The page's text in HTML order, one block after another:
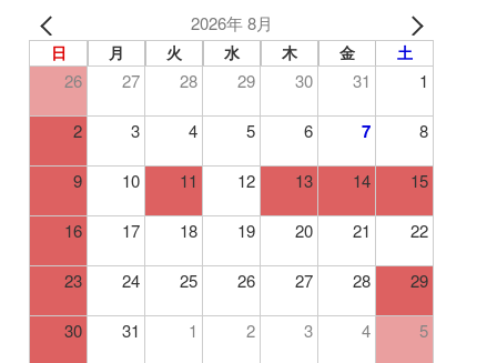
2026年 8月
日 月 火 水 木 金 土
26 27 28 29 30 31 1
2 3 4 5 6 7 8
9 10 11 12 13 14 15
16 17 18 19 20 21 22
23 24 25 26 27 28 29
30 31 1 2 3 4 5